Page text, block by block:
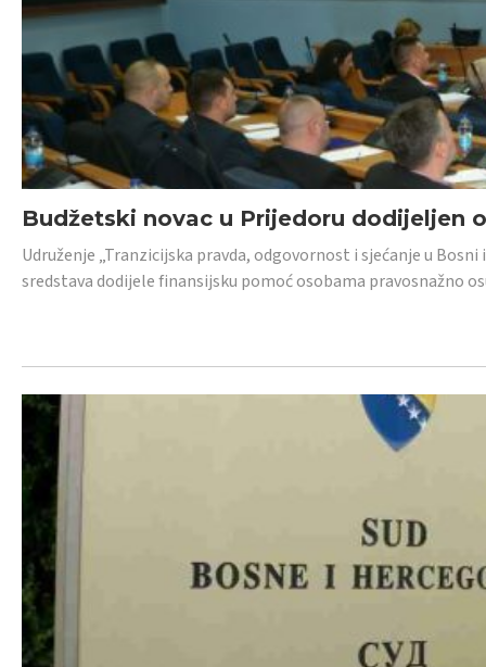
Budžetski novac u Prijedoru dodijeljen
Udruženje „Tranzicijska pravda, odgovornost i sjećanje u
sredstava dodijele finansijsku pomoć osobama pravosnažno